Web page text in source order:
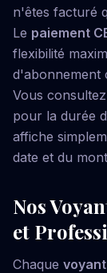
n'êtes facturé
Le paiement
flexibilité
d'abonnement
Vous
pour la durée
affiche
date et du
Nos
et
Chaque